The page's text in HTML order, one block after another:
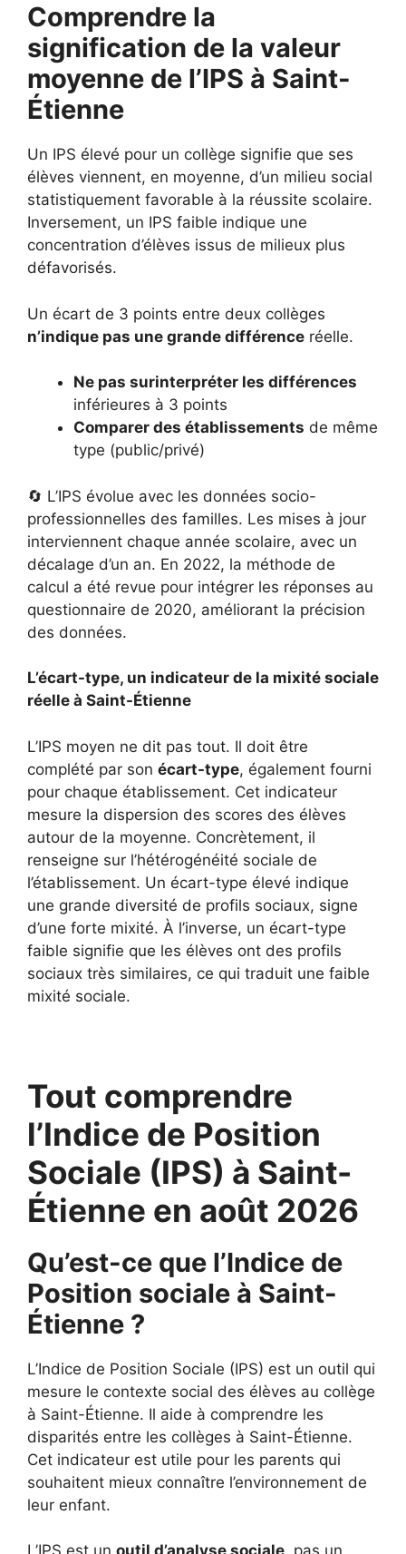
Comprendre la
signification de la valeur
moyenne de l’IPS à Saint-
Étienne
Un IPS élevé pour un collège signifie que ses
élèves viennent, en moyenne, d’un milieu social
statistiquement favorable à la réussite scolaire.
Inversement, un IPS faible indique une
concentration d’élèves issus de milieux plus
défavorisés.
Un écart de 3 points entre deux collèges
n’indique pas une grande différence réelle.
Ne pas surinterpréter les différences
inférieures à 3 points
Comparer des établissements de même
type (public/privé)
🔄 L’IPS évolue avec les données socio-
professionnelles des familles. Les mises à jour
interviennent chaque année scolaire, avec un
décalage d’un an. En 2022, la méthode de
calcul a été revue pour intégrer les réponses au
questionnaire de 2020, améliorant la précision
des données.
L’écart-type, un indicateur de la mixité sociale
réelle à Saint-Étienne
L’IPS moyen ne dit pas tout. Il doit être
complété par son écart-type, également fourni
pour chaque établissement. Cet indicateur
mesure la dispersion des scores des élèves
autour de la moyenne. Concrètement, il
renseigne sur l’hétérogénéité sociale de
l’établissement. Un écart-type élevé indique
une grande diversité de profils sociaux, signe
d’une forte mixité. À l’inverse, un écart-type
faible signifie que les élèves ont des profils
sociaux très similaires, ce qui traduit une faible
mixité sociale.
Tout comprendre
l’Indice de Position
Sociale (IPS) à Saint-
Étienne en août 2026
Qu’est-ce que l’Indice de
Position sociale à Saint-
Étienne ?
L’Indice de Position Sociale (IPS) est un outil qui
mesure le contexte social des élèves au collège
à Saint-Étienne. Il aide à comprendre les
disparités entre les collèges à Saint-Étienne.
Cet indicateur est utile pour les parents qui
souhaitent mieux connaître l’environnement de
leur enfant.
L’IPS est un outil d’analyse sociale , pas un